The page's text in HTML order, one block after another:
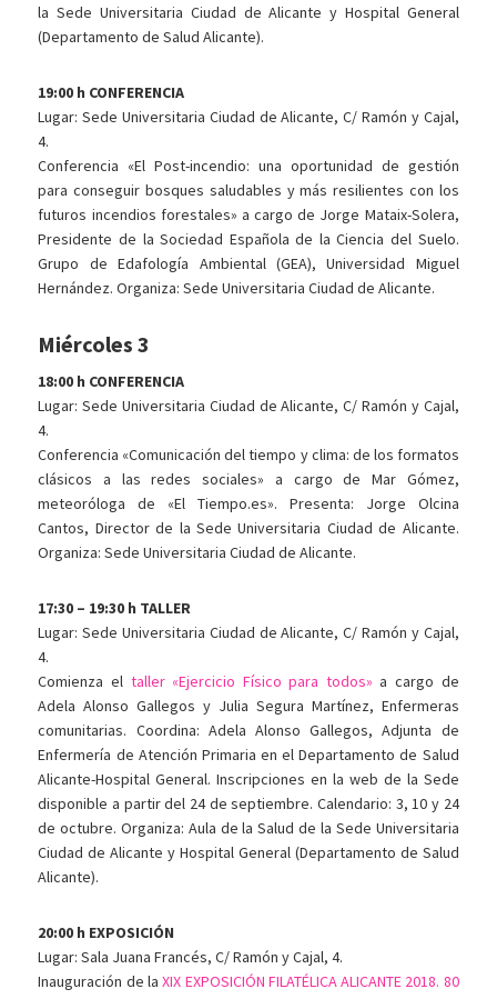
la Sede Universitaria Ciudad de Alicante y Hospital General
(Departamento de Salud Alicante).
19:00 h CONFERENCIA
Lugar: Sede Universitaria Ciudad de Alicante, C/ Ramón y Cajal,
4.
Conferencia «El Post-incendio: una oportunidad de gestión
para conseguir bosques saludables y más resilientes con los
futuros incendios forestales» a cargo de Jorge Mataix-Solera,
Presidente de la Sociedad Española de la Ciencia del Suelo.
Grupo de Edafología Ambiental (GEA), Universidad Miguel
Hernández. Organiza: Sede Universitaria Ciudad de Alicante.
Miércoles 3
18:00 h CONFERENCIA
Lugar: Sede Universitaria Ciudad de Alicante, C/ Ramón y Cajal,
4.
Conferencia «Comunicación del tiempo y clima: de los formatos
clásicos a las redes sociales» a cargo de Mar Gómez,
meteoróloga de «El Tiempo.es». Presenta: Jorge Olcina
Cantos, Director de la Sede Universitaria Ciudad de Alicante.
Organiza: Sede Universitaria Ciudad de Alicante.
17:30 – 19:30 h TALLER
Lugar: Sede Universitaria Ciudad de Alicante, C/ Ramón y Cajal,
4.
Comienza eltaller «Ejercicio Físico para todos» a cargo de
Adela Alonso Gallegos y Julia Segura Martínez, Enfermeras
comunitarias. Coordina: Adela Alonso Gallegos, Adjunta de
Enfermería de Atención Primaria en el Departamento de Salud
Alicante-Hospital General. Inscripciones en la web de la Sede
disponible a partir del 24 de septiembre. Calendario: 3, 10 y 24
de octubre. Organiza: Aula de la Salud de la Sede Universitaria
Ciudad de Alicante y Hospital General (Departamento de Salud
Alicante).
20:00 h EXPOSICIÓN
Lugar: Sala Juana Francés, C/ Ramón y Cajal, 4.
Inauguración de laXIX EXPOSICIÓN FILATÉLICA ALICANTE 2018. 80